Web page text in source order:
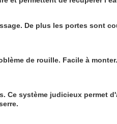
De plus les portes sont
de rouille. Facile à
Ce système judicieux